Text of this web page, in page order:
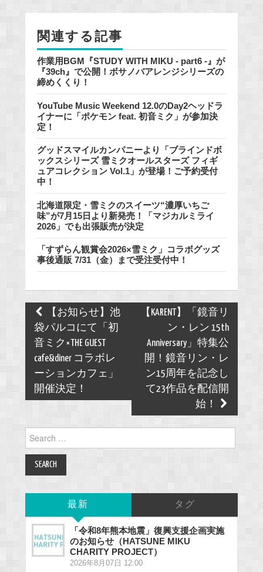
k
関連する記事
作業用BGM『STUDY WITH MIKU - part6 -』が
『39ch』で公開！ボサノバアレンジシリーズの
締めくくり！
YouTube Music Weekend 12.0のDay2ヘッドラ
イナーに「ポケモン feat. 初音ミク」が参加決
定！
グッドスマイルカンパニーより「ブラインドボ
ックスシリーズ 雪ミクオールスターズ フィギ
ュアコレクション Vol.1」が登場！ご予約受付
中！
北海道限定・雪ミクのスイーツ“濃厚いちご
味”が7月15日より新発売！「マジカルミライ
2026」でも出張販売が決定
「すずらん観賞会2026×雪ミク」コラボグッズ
事後通販 7/31（金）まで受注受付中！
Post
navigation
【お知らせ】池
袋パルコにて「初
音ミク×THE GUEST
cafe&diner コラボレ
ーションカフェ」
開催決定！
【KARENT】「鏡音リ
ン・レン 15th
Anniversary」特集公
開！鏡音リン・レ
ン15周年を記念し
て23作品を配信開
始！
for:
最新 タグ
「令和8年熊本地震」復興支援企画実施
のお知らせ（HATSUNE MIKU
CHARITY PROJECT）
2026年8月07日 12:00